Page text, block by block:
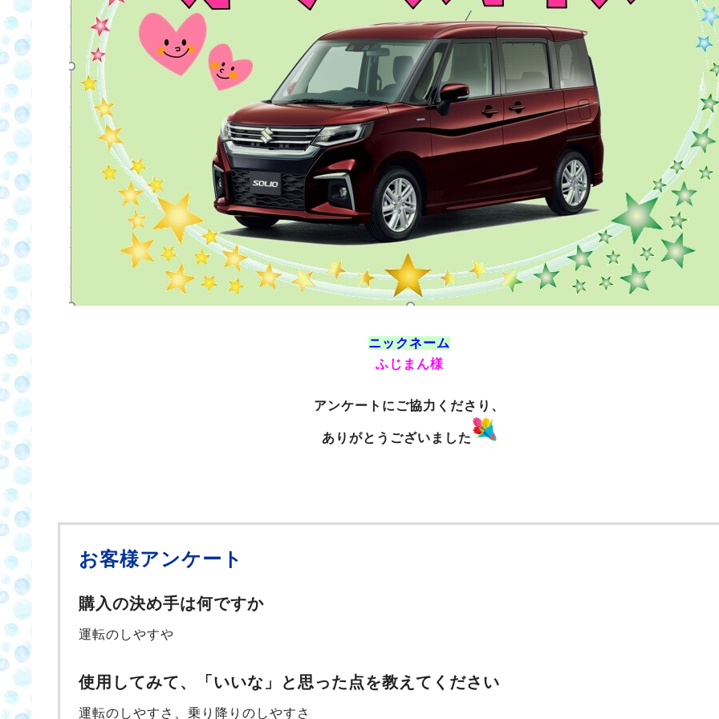
ニックネーム
ふじまん様
アンケートにご協力くださり、
ありがとうございました
お客様アンケート
購入の決め手は何ですか
運転のしやすや
使用してみて、「いいな」と思った点を教えてください
運転のしやすさ、乗り降りのしやすさ